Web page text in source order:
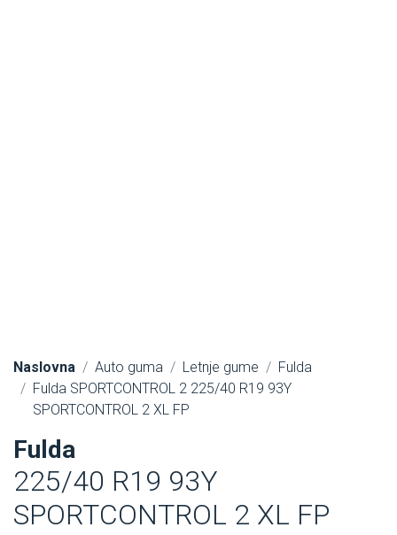
Naslovna Auto guma Letnje gume
Fulda
Fulda SPORTCONTROL 2 225/40 R19 93Y
SPORTCONTROL 2 XL FP
Fulda
225/40 R19 93Y
SPORTCONTROL 2 XL FP